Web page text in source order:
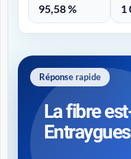
95,58 % 1
Réponse rapide
La fibre